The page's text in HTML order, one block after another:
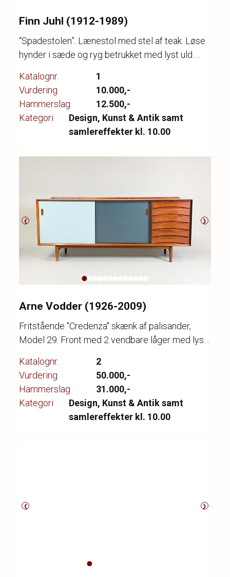
Finn Juhl (1912-1989)
“Spadestolen”. Lænestol med stel af teak. Løse
hynder i sæde og ryg betrukket med lyst uld.
France & søn
Katalognr.
1
Vurdering
10.000,-
Hammerslag
12.500,-
Kategori
Design, Kunst & Antik samt
samlereffekter kl. 10.00
❮ ❯
Arne Vodder (1926-2009)
Fritstående "Credenza" skænk af palisander,
Model 29. Front med 2 vendbare låger med lys-
med 6 skuffer, top med kehlet kant, monteret på
tilspidsede ben af massivt palisander. Fremstår
med aldersrelaterede brugsspor. L. 182 cm. D.
49,5 cm. H. 78 cm.
Katalognr.
2
Vurdering
50.000,-
Hammerslag
31.000,-
Kategori
Design, Kunst & Antik samt
samlereffekter kl. 10.00
❮ ❯